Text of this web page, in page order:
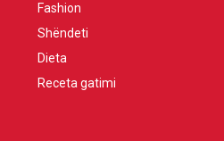
Fashion
Shëndeti
Dieta
Receta gatimi